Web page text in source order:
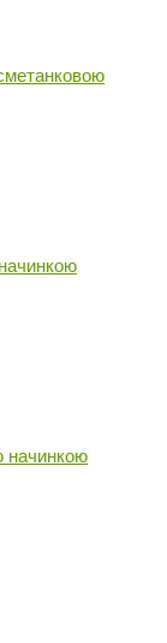
начинкою